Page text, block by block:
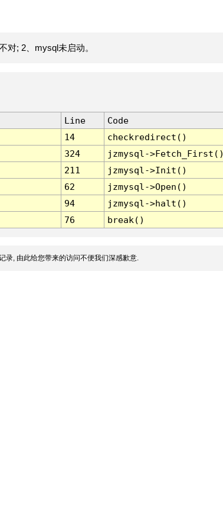
对; 2、mysql未启动。
Line
Code
14
checkredirect()
324
jzmysql-
211
jzmysql->Init()
62
jzmysql->Open()
94
jzmysql->halt()
76 break()
录, 由此给您带来的访问不便我们深感歉意.